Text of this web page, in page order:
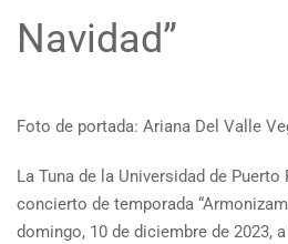
Navidad”
Foto de portada: Ariana Del Valle
La Tuna de la Universidad de
concierto de temporada
domingo, 10 de diciembre de 2023,